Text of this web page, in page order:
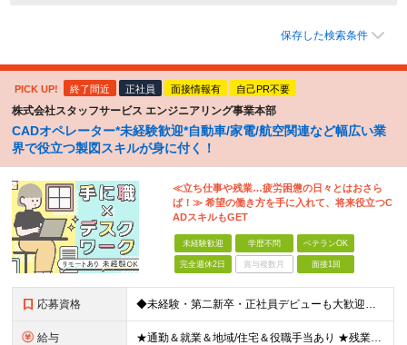
保存した検索条件
PICK UP! 終了間近 正社員 面接情報有 自己PR不要
株式会社スタッフサービス エンジニアリング事業本部
CADオペレーター*未経験歓迎*自動車/家電/航空関連など幅広い業
界で役立つ製図スキルが身に付く！
≪立ち仕事や残業…疲労困憊の日々とはおさら
ば！≫ 希望の働き方を手に入れて、将来役立つC
ADスキルもGET
未経験歓迎 学歴不問 ベテランOK
完全週休2日 賞与複数月 面接1回
応募資格 ◆未経験・第二新卒・正社員デビューも大歓迎／経験・知識ゼロでOK！ ◆学歴不問 ★人物重視 ★入社前の経験・スキルはゼロでOK CADの基本的な知識・操作経験がある方は歓迎します。 地方在住の方も
給与 ★通勤＆就業＆地域/住宅＆役職手当あり ★残業代は全額支給 ★選べる給与制度あり！ ■東京・神奈川・千葉・埼玉勤務の場合 月給24.5万円～55万円＋諸手当 （残業代は全額支給） (20,000円の